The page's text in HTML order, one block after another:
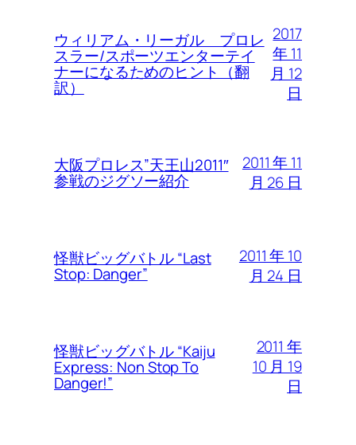
ウィリアム・リーガル プロレ
スラー/スポーツエンターテイ
ナーになるためのヒント（翻
訳）
2017
年 11
月 12
日
大阪プロレス”天王山2011″
参戦のジグソー紹介
2011 年 11
月 26 日
怪獣ビッグバトル “Last
Stop: Danger”
2011 年 10
月 24 日
怪獣ビッグバトル “Kaiju
Express: Non Stop To
Danger!”
2011 年
10 月 19
日